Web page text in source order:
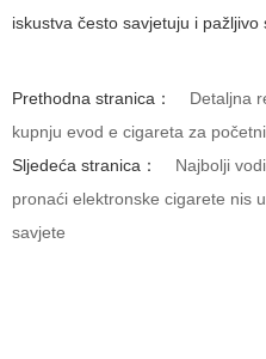
iskustva često savjetuju i
Prethodna stranica：
Detaljna
kupnju evod e cigareta za
Sljedeća stranica：
Najbolji
pronaći elektronske cigarete nis
savjete